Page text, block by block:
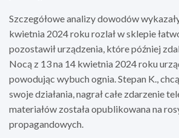
Szczegółowe analizy dowodów
kwietnia 2024 roku rozlał w sklepie
pozostawił urządzenia, które później
Nocą z 13 na 14 kwietnia 2024 roku
powodując wybuch ognia. Stepan K.,
swoje działania, nagrał całe zdarzenie
materiałów została opublikowana na
propagandowych.